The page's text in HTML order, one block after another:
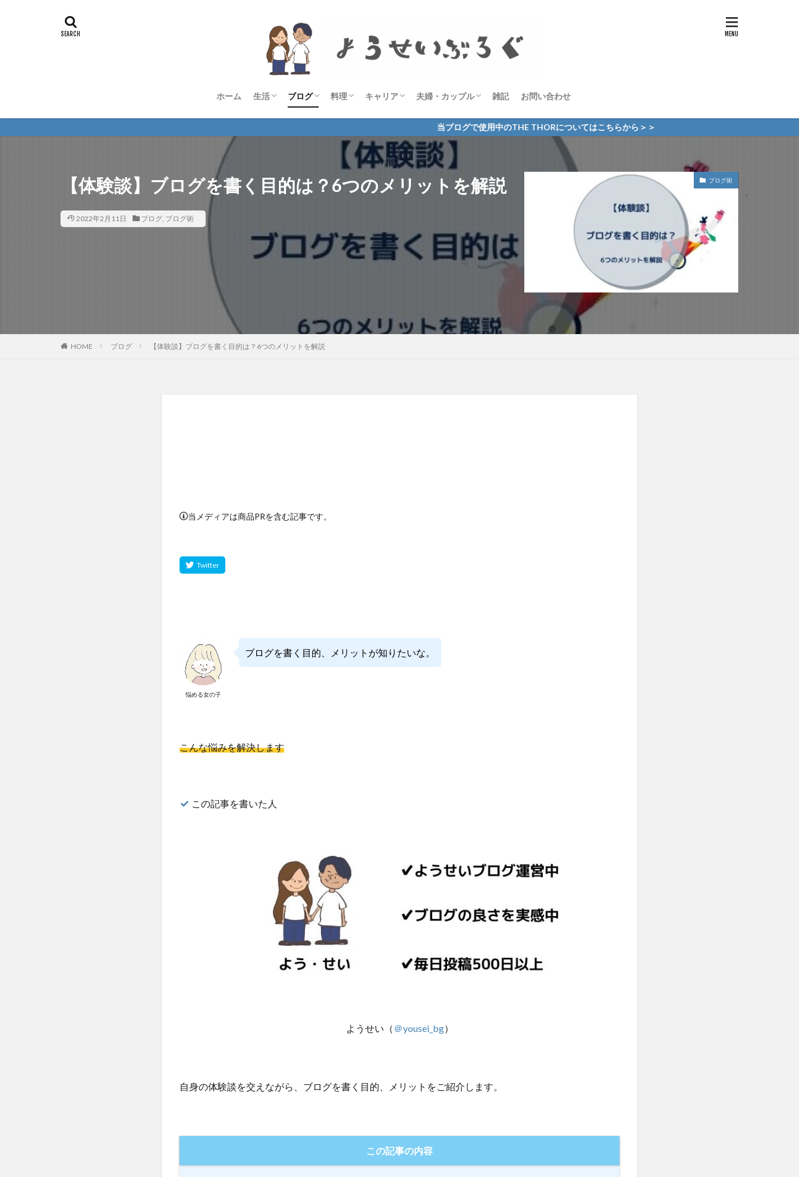
ホーム 生活
宅食サービス
グルメ
美容・健康
勉強・在宅ワーク
お悩み解決・お役立ち
商品レビュー・比較
ブログ
ASP
THE THOR
ブログ術
毎日投稿
経過報告
料理
レシピ
自炊記録
キャリア
資格
社会人
夫婦・カップル
ようせい
雑記 お問い合わせ
当ブログで使用中のTHE THORについてはこちらから＞＞
【体験談】ブログを書く目的は？6つのメリットを解説
2022年2月11日 ブログ, ブログ術
ブログ術
HOME ブログ 【体験談】ブログを書く目的は？6つのメリットを解説
当メディアは商品PRを含む記事です。
悩める女の子
ブログを書く目的、メリットが知りたいな。
こんな悩みを解決します
この記事を書いた人
ようせい（ ＠yousei_bg）
自身の体験談を交えながら、ブログを書く目的、メリットをご紹介します。
この記事の内容